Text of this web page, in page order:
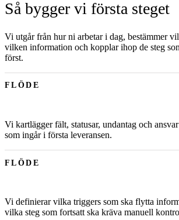
Så bygger vi första steget
Vi utgår från hur ni arbetar i dag, bestämmer
vilken information och kopplar ihop de steg
först.
FLÖDE
Vi kartlägger fält, statusar, undantag och
som ingår i första leveransen.
FLÖDE
Vi definierar vilka triggers som ska flytta
vilka steg som fortsatt ska kräva manuell